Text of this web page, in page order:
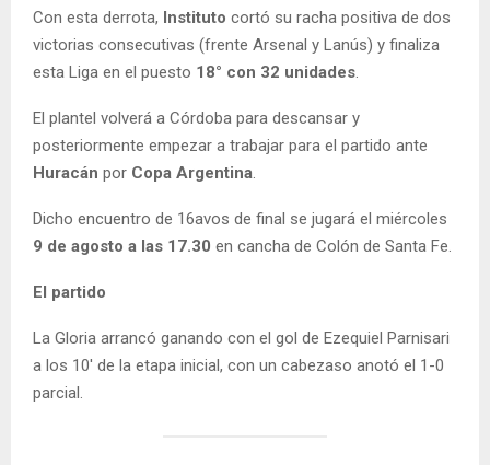
Con esta derrota, Instituto cortó su racha positiva de dos
victorias consecutivas (frente Arsenal y Lanús) y finaliza
esta Liga en el puesto 18° con 32 unidades.
El plantel volverá a Córdoba para descansar y
posteriormente empezar a trabajar para el partido ante
Huracán por Copa Argentina.
Dicho encuentro de 16avos de final se jugará el miércoles
9 de agosto a las 17.30 en cancha de Colón de Santa Fe.
El partido
La Gloria arrancó ganando con el gol de Ezequiel Parnisari
a los 10′ de la etapa inicial, con un cabezaso anotó el 1-0
parcial.